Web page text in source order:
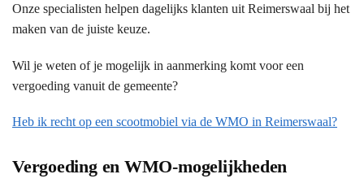
Onze specialisten helpen dagelijks klanten uit Reimerswaal bij het
maken van de juiste keuze.
Wil je weten of je mogelijk in aanmerking komt voor een
vergoeding vanuit de gemeente?
Heb ik recht op een scootmobiel via de WMO in Reimerswaal?
Vergoeding en WMO-mogelijkheden